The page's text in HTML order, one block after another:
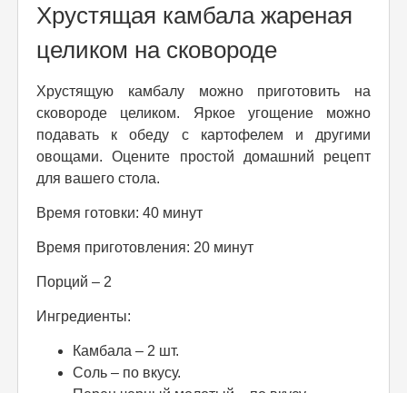
Хрустящая камбала жареная
целиком на сковороде
Хрустящую камбалу можно приготовить на
сковороде целиком. Яркое угощение можно
подавать к обеду с картофелем и другими
овощами. Оцените простой домашний рецепт
для вашего стола.
Время готовки: 40 минут
Время приготовления: 20 минут
Порций – 2
Ингредиенты:
Камбала – 2 шт.
Соль – по вкусу.